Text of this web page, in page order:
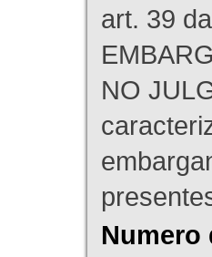
art. 39
NO
Numero